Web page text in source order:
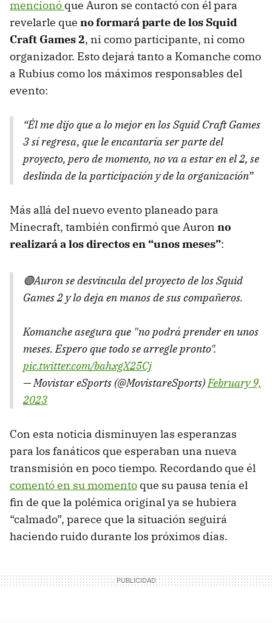
mencionó que Auron se contactó con él para
revelarle que no formará parte de los Squid
Craft Games 2, ni como participante, ni como
organizador. Esto dejará tanto a Komanche como
a Rubius como los máximos responsables del
evento:
“Él me dijo que a lo mejor en los Squid Craft Games
3 sí regresa, que le encantaría ser parte del
proyecto, pero de momento, no va a estar en el 2, se
deslinda de la participación y de la organización”
Más allá del nuevo evento planeado para
Minecraft, también confirmó que Auron no
realizará a los directos en “unos meses”:
🟣Auron se desvincula del proyecto de los Squid
Games 2 y lo deja en manos de sus compañeros.
Komanche asegura que "no podrá prender en unos
meses. Espero que todo se arregle pronto".
pic.twitter.com/bahxgX25Cj
— Movistar eSports (@MovistareSports)February 9,
2023
Con esta noticia disminuyen las esperanzas
para los fanáticos que esperaban una nueva
transmisión en poco tiempo. Recordando que él
comentó en su momento que su pausa tenía el
fin de que la polémica original ya se hubiera
“calmado”, parece que la situación seguirá
haciendo ruido durante los próximos días.